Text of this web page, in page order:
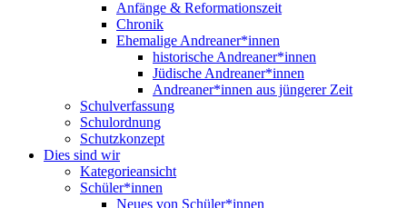
Anfänge & Reformationszeit
Chronik
Ehemalige Andreaner*innen
historische Andreaner*innen
Jüdische Andreaner*innen
Andreaner*innen aus jüngerer Zeit
Schulverfassung
Schulordnung
Schutzkonzept
Dies sind wir
Kategorieansicht
Schüler*innen
Neues von Schüler*innen